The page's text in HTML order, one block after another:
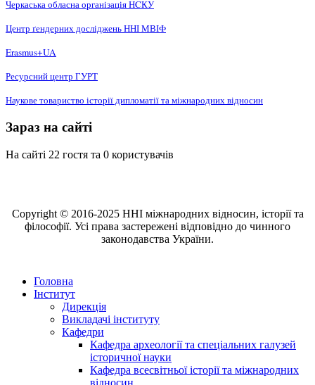
Черкаська обласна організація НCКУ
Центр ґендерних досліджень ННІ МВІФ
Erasmus+UA
Ресурсний центр ГУРТ
Наукове товариство історії дипломатії та міжнародних відносин
Зараз на сайті
На сайті 22 гостя та 0 користувачів
Copyright © 2016-2025 ННІ міжнародних відносин, історії та
філософії. Усі права застережені відповідно до чинного
законодавства України.
Головна
Інститут
Дирекція
Викладачі інституту
Кафедри
Кафедра археології та спеціальних галузей
історичної науки
Кафедра всесвітньої історії та міжнародних
відносин